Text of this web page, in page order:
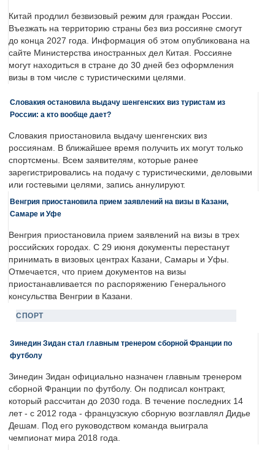
Китай продлил безвизовый режим для граждан России.
Въезжать на территорию страны без виз россияне смогут
до конца 2027 года. Информация об этом опубликована на
сайте Министерства иностранных дел Китая. Россияне
могут находиться в стране до 30 дней без оформления
визы в том числе с туристическими целями.
Словакия остановила выдачу шенгенских виз туристам из
России: а кто вообще дает?
Словакия приостановила выдачу шенгенских виз
россиянам. В ближайшее время получить их могут только
спортсмены. Всем заявителям, которые ранее
зарегистрировались на подачу с туристическими, деловыми
или гостевыми целями, запись аннулируют.
Венгрия приостановила прием заявлений на визы в Казани,
Самаре и Уфе
Венгрия приостановила прием заявлений на визы в трех
российских городах. С 29 июня документы перестанут
принимать в визовых центрах Казани, Самары и Уфы.
Отмечается, что прием документов на визы
приостанавливается по распоряжению Генерального
консульства Венгрии в Казани.
СПОРТ
Зинедин Зидан стал главным тренером сборной Франции по
футболу
Зинедин Зидан официально назначен главным тренером
сборной Франции по футболу. Он подписал контракт,
который рассчитан до 2030 года. В течение последних 14
лет - с 2012 года - французскую сборную возглавлял Дидье
Дешам. Под его руководством команда выиграла
чемпионат мира 2018 года.